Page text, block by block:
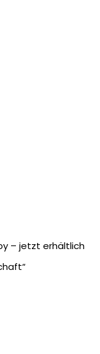
– jetzt erhältlich